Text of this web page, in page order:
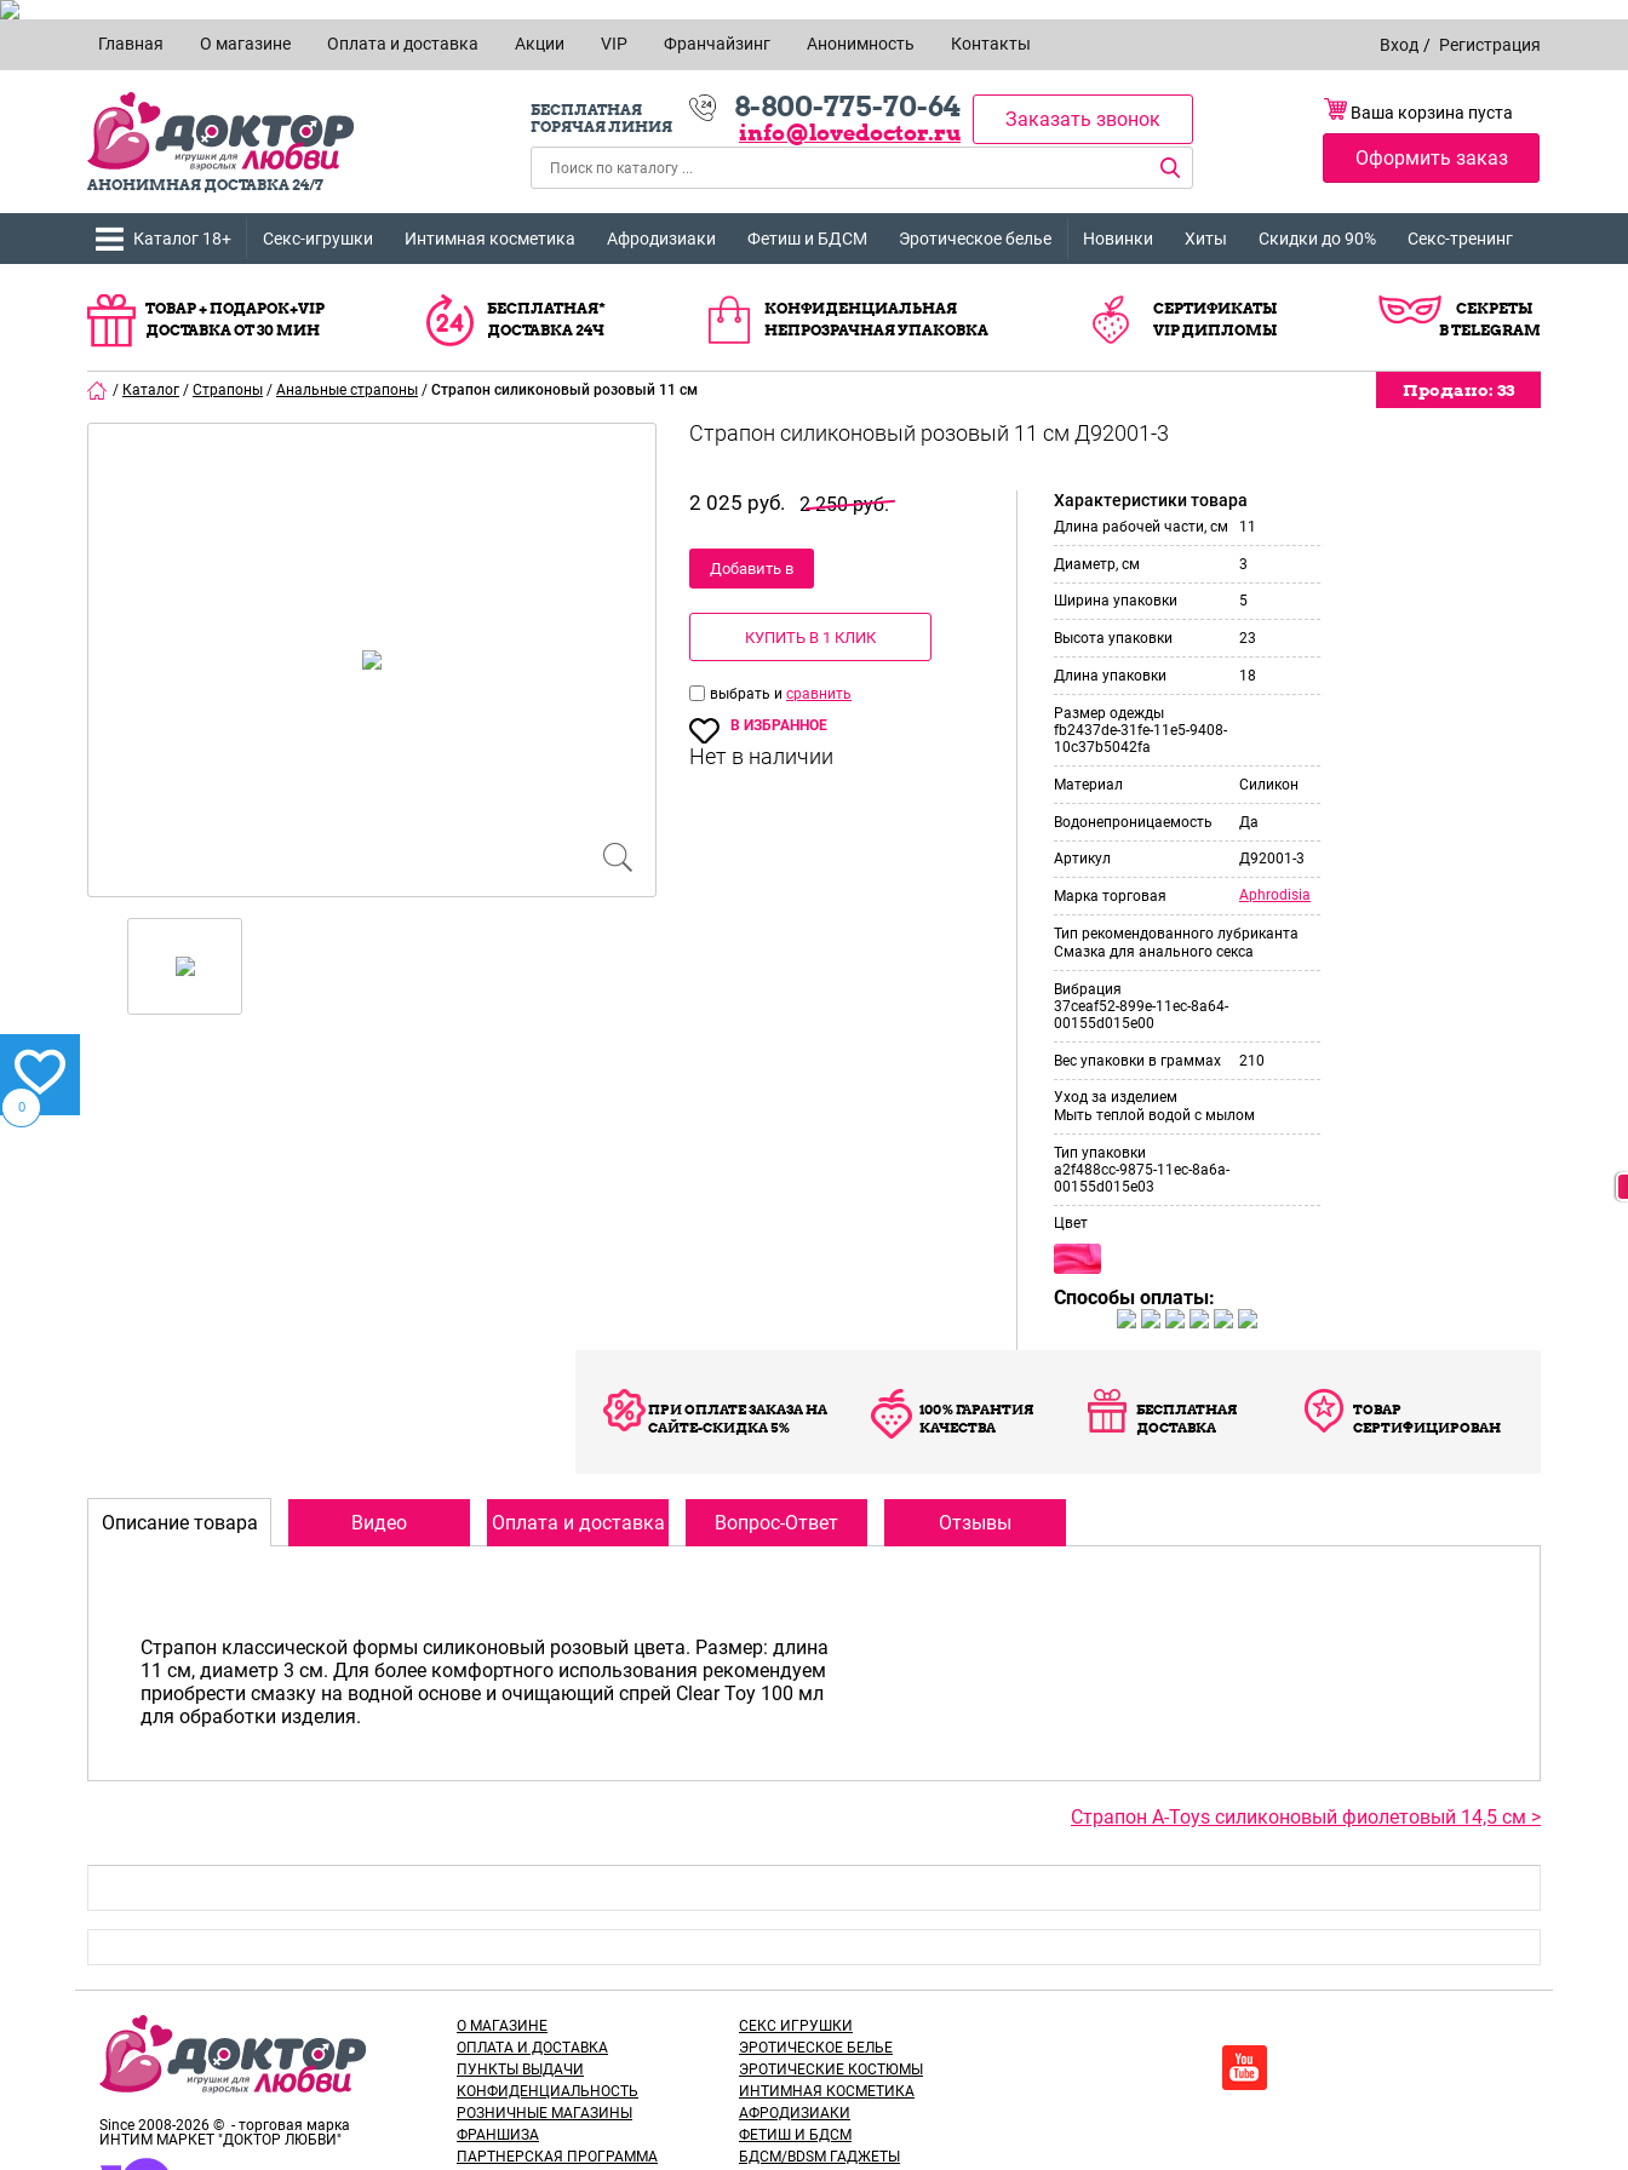
Главная О магазине Оплата и доставка Акции VIP Франчайзинг Анонимность Контакты Вход / Регистрация
АНОНИМНАЯ ДОСТАВКА 24/7
БЕСПЛАТНАЯ
ГОРЯЧАЯ ЛИНИЯ
8-800-775-70-64
info@lovedoctor.ru
Заказать звонок Ваша корзина пуста
Оформить заказ
Каталог 18+ Секс-игрушки Интимная косметика Афродизиаки Фетиш и БДСМ Эротическое белье Новинки Хиты Скидки до 90% Секс-тренинг
ТОВАР + ПОДАРОК+VIP
ДОСТАВКА ОТ 30 МИН
БЕСПЛАТНАЯ*
ДОСТАВКА 24Ч
КОНФИДЕНЦИАЛЬНАЯ
НЕПРОЗРАЧНАЯ УПАКОВКА
СЕРТИФИКАТЫ
VIP ДИПЛОМЫ
СЕКРЕТЫ
В TELEGRAM
/ Каталог / Страпоны / Анальные страпоны / Страпон силиконовый розовый 11 см Продано: 33
2 025 руб. 2 250 руб.
Добавить в
корзину
КУПИТЬ В 1 КЛИК
выбрать и сравнить
В ИЗБРАННОЕ
Характеристики товара
Длина рабочей части, см 11
Диаметр, см 3
Ширина упаковки 5
Высота упаковки 23
Длина упаковки 18
Размер одежды
fb2437de-31fe-11e5-9408-
10c37b5042fa
Материал Силикон
Водонепроницаемость Да
Артикул Д92001-3
Марка торговая Aphrodisia
Тип рекомендованного лубриканта
Смазка для анального секса
Вибрация
37ceaf52-899e-11ec-8a64-
00155d015e00
Вес упаковки в граммах 210
Уход за изделием
Мыть теплой водой с мылом
Тип упаковки
a2f488cc-9875-11ec-8a6a-
00155d015e03
Цвет
Способы оплаты:
ПРИ ОПЛАТЕ ЗАКАЗА НА
САЙТЕ-СКИДКА 5%
100% ГАРАНТИЯ
КАЧЕСТВА
БЕСПЛАТНАЯ
ДОСТАВКА
ТОВАР
СЕРТИФИЦИРОВАН
Описание товара Видео Оплата и доставка Вопрос-Ответ Отзывы
Страпон классической формы силиконовый розовый цвета. Размер: длина
11 см, диаметр 3 см. Для более комфортного использования рекомендуем
приобрести смазку на водной основе и очищающий спрей Clear Toy 100 мл
для обработки изделия.
Страпон A-Toys силиконовый фиолетовый 14,5 см >
Since 2008-2026 © - торговая марка
ИНТИМ МАРКЕТ "ДОКТОР ЛЮБВИ"
О МАГАЗИНЕ
ОПЛАТА И ДОСТАВКА
ПУНКТЫ ВЫДАЧИ
КОНФИДЕНЦИАЛЬНОСТЬ
РОЗНИЧНЫЕ МАГАЗИНЫ
ФРАНШИЗА
ПАРТНЕРСКАЯ ПРОГРАММА
СЕКС ИГРУШКИ
ЭРОТИЧЕСКОЕ БЕЛЬЕ
ЭРОТИЧЕСКИЕ КОСТЮМЫ
ИНТИМНАЯ КОСМЕТИКА
АФРОДИЗИАКИ
ФЕТИШ И БДСМ
БДСМ/BDSM ГАДЖЕТЫ
0